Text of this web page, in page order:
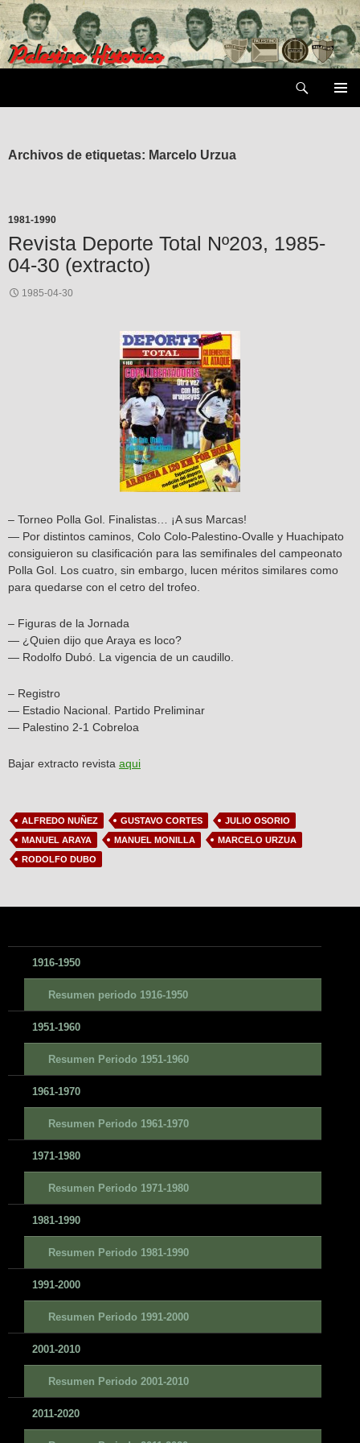
Saltar
al
contenido
Archivos de etiquetas: Marcelo Urzua
1981-1990
Revista Deporte Total Nº203, 1985-
04-30 (extracto)
1985-04-30
– Torneo Polla Gol. Finalistas… ¡A sus Marcas!
— Por distintos caminos, Colo Colo-Palestino-Ovalle y Huachipato
consiguieron su clasificación para las semifinales del campeonato
Polla Gol. Los cuatro, sin embargo, lucen méritos similares como
para quedarse con el cetro del trofeo.
– Figuras de la Jornada
— ¿Quien dijo que Araya es loco?
— Rodolfo Dubó. La vigencia de un caudillo.
– Registro
— Estadio Nacional. Partido Preliminar
— Palestino 2-1 Cobreloa
Bajar extracto revista aqui
ALFREDO NUÑEZ GUSTAVO CORTES
JULIO OSORIO
MANUEL ARAYA
MANUEL MONILLA
MARCELO URZUA
RODOLFO DUBO
1916-1950
Resumen periodo 1916-1950
1951-1960
Resumen Periodo 1951-1960
1961-1970
Resumen Periodo 1961-1970
1971-1980
Resumen Periodo 1971-1980
1981-1990
Resumen Periodo 1981-1990
1991-2000
Resumen Periodo 1991-2000
2001-2010
Resumen Periodo 2001-2010
2011-2020